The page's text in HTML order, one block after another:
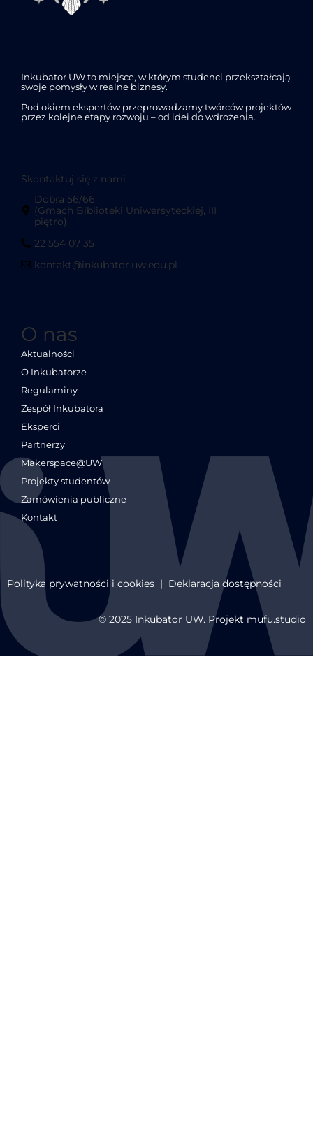
Inkubator UW to miejsce, w którym studenci przekształcają
swoje pomysły w realne biznesy.
Pod okiem ekspertów przeprowadzamy twórców projektów
przez kolejne etapy rozwoju – od idei do wdrożenia.
Skontaktuj się z nami
Dobra 56/66
(Gmach Biblioteki Uniwersyteckiej, III
piętro)
22 554 07 35
kontakt@inkubator.uw.edu.pl
O nas
Aktualności
O Inkubatorze
Regulaminy
Zespół Inkubatora
Eksperci
Partnerzy
Makerspace@UW
Projekty studentów
Zamówienia publiczne
Kontakt
Polityka prywatności i cookies | Deklaracja dostępności
© 2025 Inkubator UW. Projekt mufu.studio